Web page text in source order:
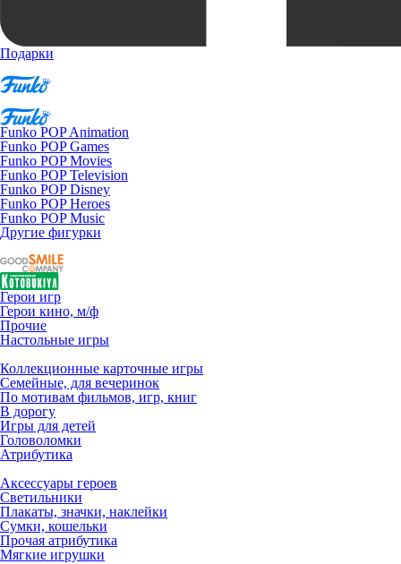
Подарки
Funko POP Animation
Funko POP Games
Funko POP Movies
Funko POP Television
Funko POP Disney
Funko POP Heroes
Funko POP Music
Другие фигурки
Герои игр
Герои кино, м/ф
Прочие
Настольные игры
Коллекционные карточные игры
Семейные, для вечеринок
По мотивам фильмов, игр, книг
В дорогу
Игры для детей
Головоломки
Атрибутика
Аксессуары героев
Светильники
Плакаты, значки, наклейки
Сумки, кошельки
Прочая атрибутика
Мягкие игрушки